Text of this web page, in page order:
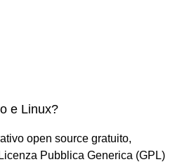
e Linux?
open source gratuito,
Pubblica Generica (GPL)